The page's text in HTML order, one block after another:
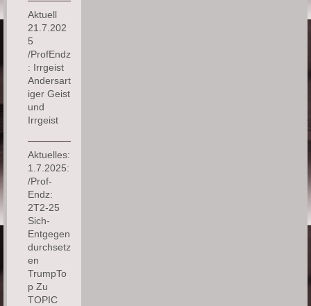
Aktuell
21.7.202
5
/ProfEndz
: Irrgeist
Andersart
iger Geist
und
Irrgeist
Aktuelles:
1.7.2025:
/Prof-
Endz:
2T2-25
Sich-
Entgegen
durchsetz
en
TrumpTo
p Zu
TOPIC